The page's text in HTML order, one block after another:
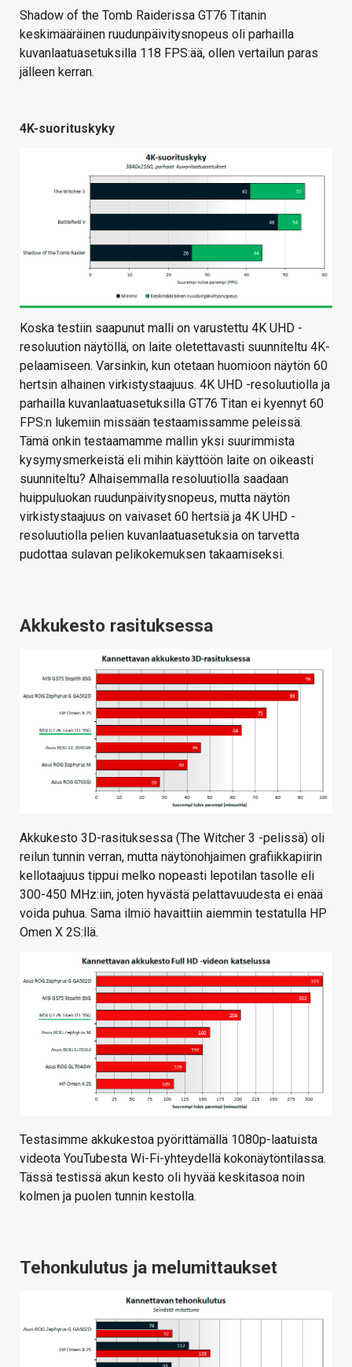
Shadow of the Tomb Raiderissa GT76 Titanin
keskimääräinen ruudunpäivitysnopeus oli parhailla
kuvanlaatuasetuksilla 118 FPS:ää, ollen vertailun paras
jälleen kerran.
4K-suorituskyky
Koska testiin saapunut malli on varustettu 4K UHD -
resoluution näytöllä, on laite oletettavasti suunniteltu 4K-
pelaamiseen. Varsinkin, kun otetaan huomioon näytön 60
hertsin alhainen virkistystaajuus. 4K UHD -resoluutiolla ja
parhailla kuvanlaatuasetuksilla GT76 Titan ei kyennyt 60
FPS:n lukemiin missään testaamissamme peleissä.
Tämä onkin testaamamme mallin yksi suurimmista
kysymysmerkeistä eli mihin käyttöön laite on oikeasti
suunniteltu? Alhaisemmalla resoluutiolla saadaan
huippuluokan ruudunpäivitysnopeus, mutta näytön
virkistystaajuus on vaivaset 60 hertsiä ja 4K UHD -
resoluutiolla pelien kuvanlaatuasetuksia on tarvetta
pudottaa sulavan pelikokemuksen takaamiseksi.
Akkukesto rasituksessa
Akkukesto 3D-rasituksessa (The Witcher 3 -pelissä) oli
reilun tunnin verran, mutta näytönohjaimen grafiikkapiirin
kellotaajuus tippui melko nopeasti lepotilan tasolle eli
300-450 MHz:iin, joten hyvästä pelattavuudesta ei enää
voida puhua. Sama ilmiö havaittiin aiemmin testatulla HP
Omen X 2S:llä.
Testasimme akkukestoa pyörittämällä 1080p-laatuista
videota YouTubesta Wi-Fi-yhteydellä kokonäytöntilassa.
Tässä testissä akun kesto oli hyvää keskitasoa noin
kolmen ja puolen tunnin kestolla.
Tehonkulutus ja melumittaukset